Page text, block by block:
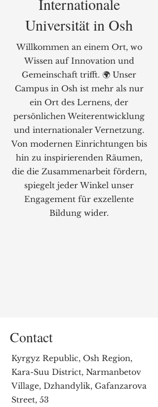
Internationale
Universität in Osh
Willkommen an einem Ort, wo
Wissen auf Innovation und
Gemeinschaft trifft. 🌍 Unser
Campus in Osh ist mehr als nur
ein Ort des Lernens, der
persönlichen Weiterentwicklung
und internationaler Vernetzung.
Von modernen Einrichtungen bis
hin zu inspirierenden Räumen,
die die Zusammenarbeit fördern,
spiegelt jeder Winkel unser
Engagement für exzellente
Bildung wider.
Contact
Kyrgyz Republic, Osh Region,
Kara-Suu District, Narmanbetov
Village, Dzhandylik, Gafanzarova
Street, 53